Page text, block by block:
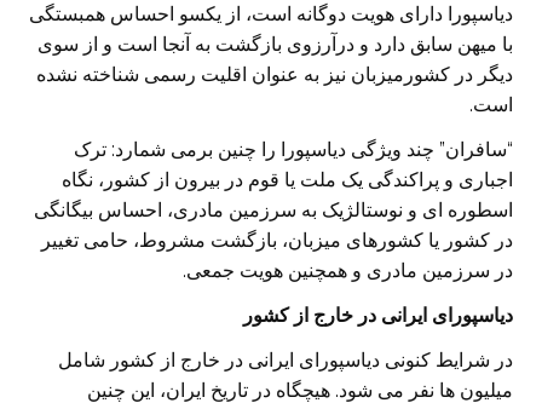
دیاسپورا دارای هویت دوگانه است، از یکسو احساس همبستگی
با میهن سابق دارد و درآرزوی بازگشت به آنجا است و از سوی
دیگر در کشورمیزبان نیز به عنوان اقلیت رسمی شناخته نشده
است.
“سافران” چند ویژگی دیاسپورا را چنین برمی شمارد: ترک
اجباری و پراکندگی یک ملت یا قوم در بیرون از کشور، نگاه
اسطوره ای و نوستالژیک به سرزمین مادری، احساس بیگانگی
در کشور یا کشورهای میزبان، بازگشت مشروط، حامی تغییر
در سرزمین مادری و همچنین هویت جمعی.
دیاسپورای ایرانی در خارج از کشور
در شرایط کنونی دیاسپورای ایرانی در خارج از کشور شامل
میلیون ها نفر می شود. هیچگاه در تاریخ ایران، این چنین